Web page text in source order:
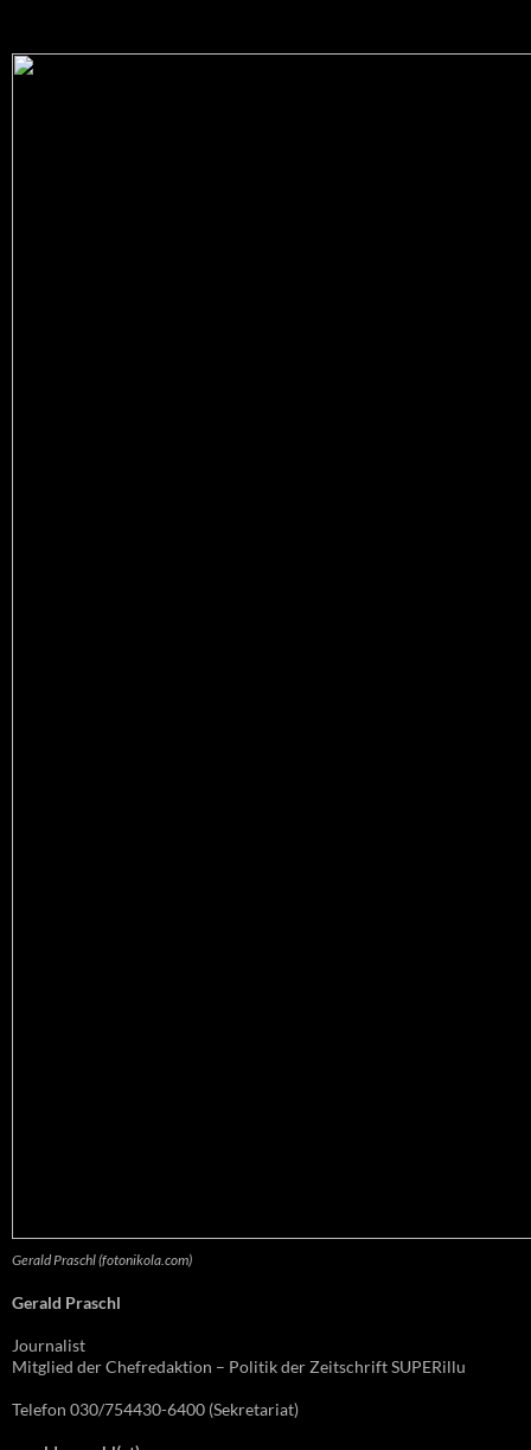
Gerald Praschl (fotonikola.com)
Gerald Praschl
Journalist
Mitglied der Chefredaktion – Politik der Zeitschrift SUPERillu
Telefon 030/754430-6400 (Sekretariat)